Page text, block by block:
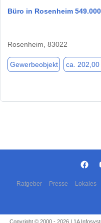
Büro in Rosenheim 549.000
Rosenheim, 83022
Gewerbeobjekt ca. 202,00
Ratgeber Presse Lokales
Copyright © 2000 - 2026 | 1A